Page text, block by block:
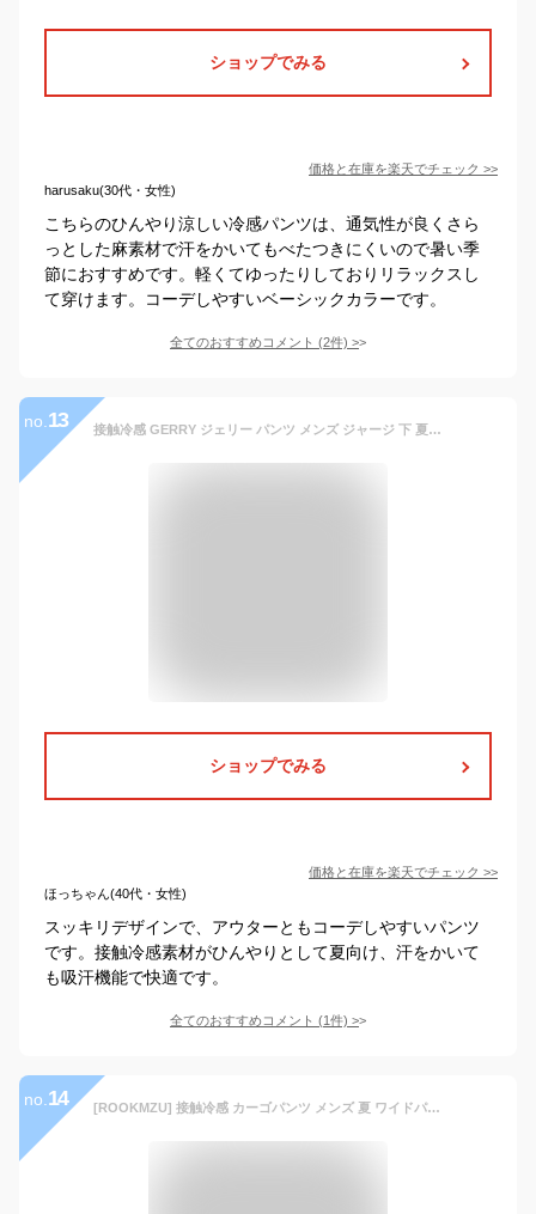
ショップでみる
価格と在庫を楽天でチェック >>
harusaku(30代・女性)
こちらのひんやり涼しい冷感パンツは、通気性が良くさら
っとした麻素材で汗をかいてもべたつきにくいので暑い季
節におすすめです。軽くてゆったりしておりリラックスし
て穿けます。コーデしやすいベーシックカラーです。
全てのおすすめコメント (2件) >
no. 13 接触冷感 GERRY ジェリー パンツ メンズ ジャージ 下 夏 ジャージパンツ ひんやり ストレッチ 超伸縮 ブランド ヨガ フイットネス ジム スポーツ トレーニングウェア アイスマックス ICEMAX ブランド UV対策 春 ドライ 速乾 猛暑対策 暑さ対策【超冷感 驚異の Q-max値0.4】
ショップでみる
価格と在庫を楽天でチェック >>
ほっちゃん(40代・女性)
スッキリデザインで、アウターともコーデしやすいパンツ
です。接触冷感素材がひんやりとして夏向け、汗をかいて
も吸汗機能で快適です。
全てのおすすめコメント (1件) >
no. 14 [ROOKMZU] 接触冷感 カーゴパンツ メンズ 夏 ワイドパンツ レディース 夏用ズボン アイスシルクパンツ メンズ 冷感 ボトムス 軽量 薄手 ストレッチ速乾カジュアル ゆったり 男女兼用 涼しいズボン アウトドア